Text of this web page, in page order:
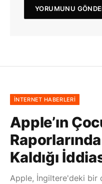
İNTERNET HABERLERI
Apple’ın
Kaldığı
Apple, İngiltere'deki bir